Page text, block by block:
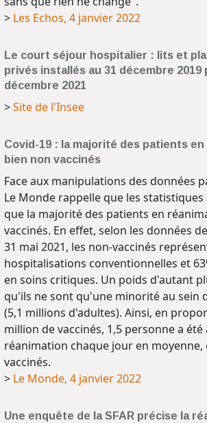
> Les Echos, 4 janvier 2022
Le court séjour hospitalier : lits et
privés installés au 31 décembre 2019
décembre 2021
>Site de l'Insee
Covid-19 : la majorité des patients
bien non vaccinés
Face aux manipulations des données
Le Monde rappelle que les
que la majorité des patients en
vaccinés. En effet, selon les données
31 mai 2021, les non-vaccinés
hospitalisations conventionnelles et
en soins critiques. Un poids d'autant
qu'ils ne sont qu'une minorité au sein
(5,1 millions d'adultes). Ainsi, en
million de vaccinés, 1,5 personne a été
réanimation chaque jour en moyenne,
vaccinés.
> Le Monde, 4 janvier 2022
Une enquête de la SFAR précise la